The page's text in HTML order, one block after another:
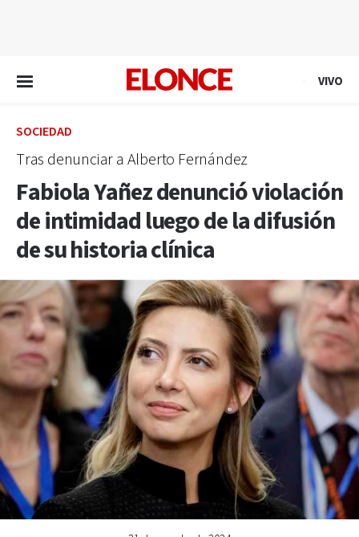
VIVO
SOCIEDAD
Tras denunciar a Alberto Fernández
Fabiola Yañez denunció violación
de intimidad luego de la difusión
de su historia clínica